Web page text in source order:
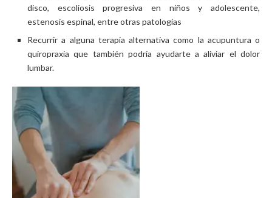
disco, escoliosis progresiva en niños y adolescente,
estenosis espinal, entre otras patologías
Recurrir a alguna terapia alternativa como la acupuntura o
quiropraxia que también podría ayudarte a aliviar el dolor
lumbar.